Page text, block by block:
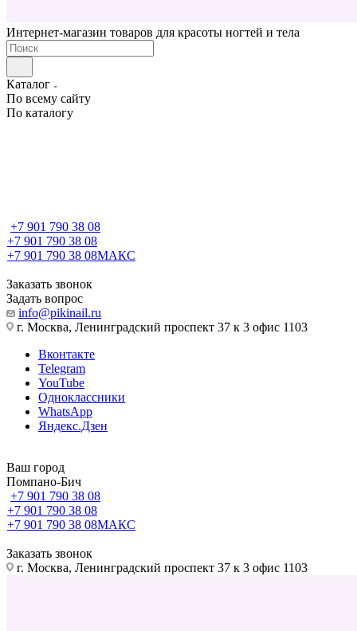
Интернет-магазин товаров для красоты ногтей и тела
Каталог
По всему сайту
По каталогу
+7 901 790 38 08
+7 901 790 38 08
+7 901 790 38 08МАКС
Заказать звонок
Задать вопрос
info@pikinail.ru
г. Москва, Ленинградский проспект 37 к 3 офис 1103
Вконтакте
Telegram
YouTube
Одноклассники
WhatsApp
Яндекс.Дзен
Ваш город
Помпано-Бич
+7 901 790 38 08
+7 901 790 38 08
+7 901 790 38 08МАКС
Заказать звонок
г. Москва, Ленинградский проспект 37 к 3 офис 1103